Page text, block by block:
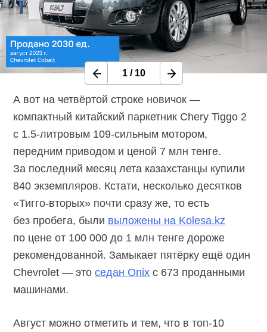
1/ 10
А вот на четвёртой строке новичок —
компактный китайский паркетник Chery Tiggo 2
с 1.5-литровым 109-сильным мотором,
передним приводом и ценой 7 млн тенге.
За последний месяц лета казахстанцы купили
840 экземпляров. Кстати, несколько десятков
«Тигго-вторых» почти сразу же, то есть
без пробега, были выложены на Kolesa.kz
по цене от 100 000 до 1 млн тенге дороже
рекомендованной. Замыкает пятёрку ещё один
Chevrolet — этоседан Onix c 673 проданными
машинами.
Август можно отметить и тем, что втоп-10